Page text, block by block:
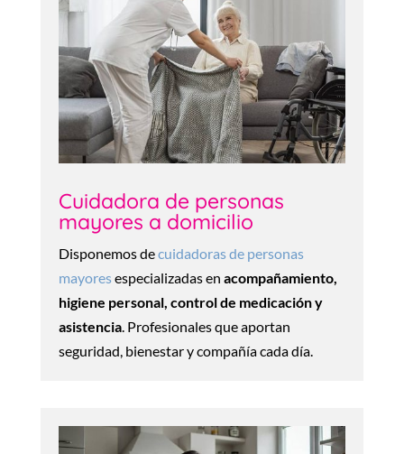
Cuidadora de personas
mayores a domicilio
Disponemos decuidadoras de personas
mayoresespecializadas en acompañamiento,
higiene personal, control de medicación y
asistencia. Profesionales que aportan
seguridad, bienestar y compañía cada día.